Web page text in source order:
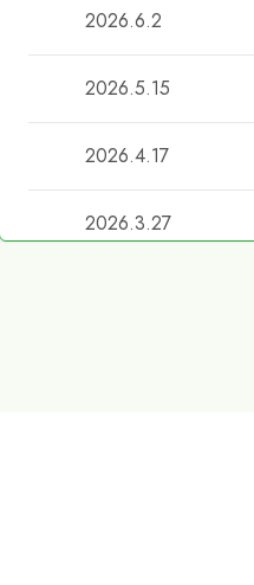
2026.6.2
2026.5.15
2026.4.17
2026.3.27